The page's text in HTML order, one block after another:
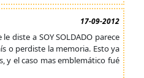
17-09-2012
diste a SOY SOLDADO parece
o perdiste la memoria. Esto ya
y el caso mas emblemático fué